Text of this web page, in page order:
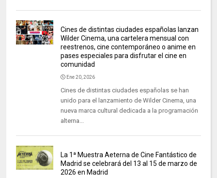
Cines de distintas ciudades españolas lanzan
Wilder Cinema, una cartelera mensual con
reestrenos, cine contemporáneo o anime en
pases especiales para disfrutar el cine en
comunidad
Ene 20, 2026
Cines de distintas ciudades españolas se han
unido para el lanzamiento de Wilder Cinema, una
nueva marca cultural dedicada a la programación
alterna...
La 1ª Muestra Aeterna de Cine Fantástico de
Madrid se celebrará del 13 al 15 de marzo de
2026 en Madrid